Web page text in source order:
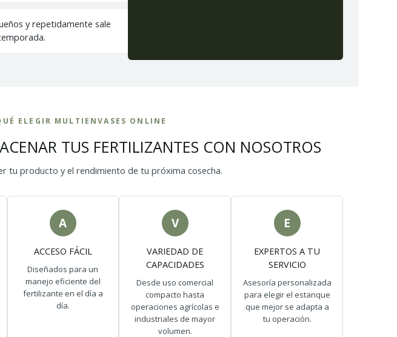
y repetidamente sale
ELEGIR MULTIENVASES ONLINE
TUS FERTILIZANTES CON NOSOTROS
tu producto y el rendimiento de tu próxima cosecha.
A
ACCESO FÁCIL
Diseñados para un
manejo eficiente del
fertilizante en el día a
día.
V
VARIEDAD DE
CAPACIDADES
Desde uso comercial
compacto hasta
operaciones agrícolas e
industriales de mayor
volumen.
E
EXPERTOS A TU
SERVICIO
Asesoría personalizada
para elegir el estanque
que mejor se adapta a
tu operación.